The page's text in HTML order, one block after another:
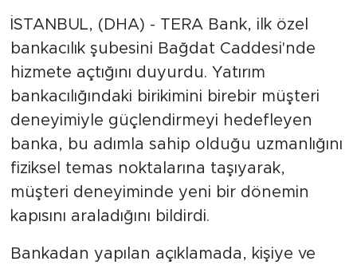
İSTANBUL, (DHA) - TERA Bank, ilk özel
bankacılık şubesini Bağdat Caddesi'nde
hizmete açtığını duyurdu. Yatırım
bankacılığındaki birikimini birebir müşteri
deneyimiyle güçlendirmeyi hedefleyen
banka, bu adımla sahip olduğu uzmanlığını
fiziksel temas noktalarına taşıyarak,
müşteri deneyiminde yeni bir dönemin
kapısını araladığını bildirdi.
Bankadan yapılan açıklamada, kişiye ve